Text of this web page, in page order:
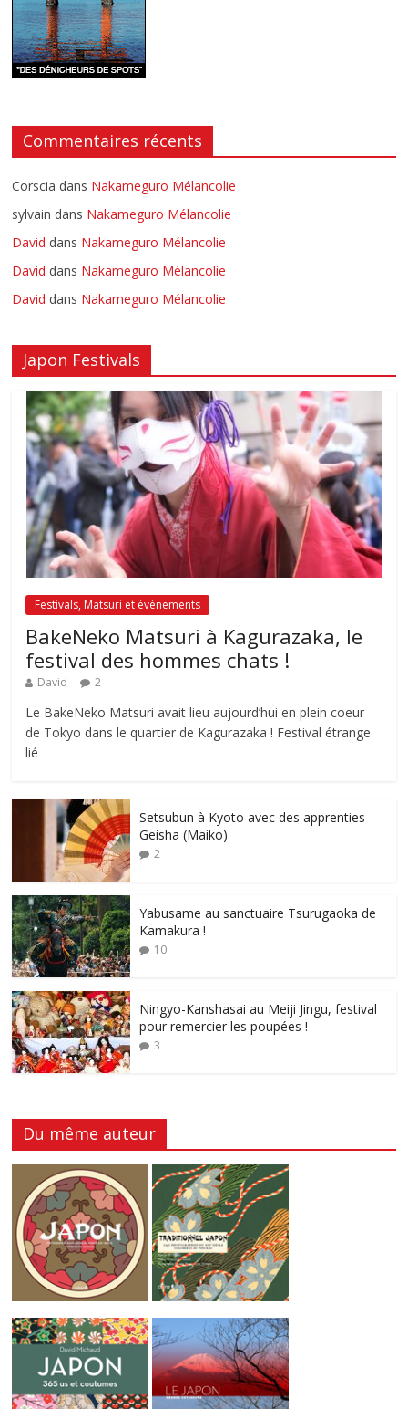
Commentaires récents
Corscia dans Nakameguro Mélancolie
sylvain dans Nakameguro Mélancolie
David dans Nakameguro Mélancolie
David dans Nakameguro Mélancolie
David dans Nakameguro Mélancolie
Japon Festivals
Festivals, Matsuri et évènements
BakeNeko Matsuri à Kagurazaka, le
festival des hommes chats !
David 2
Le BakeNeko Matsuri avait lieu aujourd’hui en plein coeur
de Tokyo dans le quartier de Kagurazaka ! Festival étrange
lié
Setsubun à Kyoto avec des apprenties
Geisha (Maiko)
2
Yabusame au sanctuaire Tsurugaoka de
Kamakura !
10
Ningyo-Kanshasai au Meiji Jingu, festival
pour remercier les poupées !
3
Du même auteur